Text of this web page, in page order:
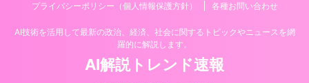
プライバシーポリシー（個人情報保護方針） 各種お問い合わせ
AI技術を活用して最新の政治、経済、社会に関するトピックやニュースを網
羅的に解説します。
AI解説トレンド速報